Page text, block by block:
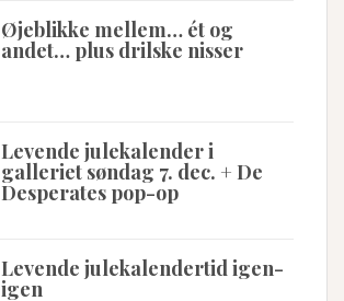
Øjeblikke mellem… ét og
andet… plus drilske nisser
Levende julekalender i
galleriet søndag 7. dec. + De
Desperates pop-op
Levende julekalendertid igen-
igen